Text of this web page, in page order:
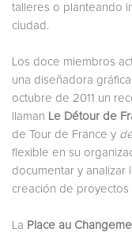
talleres o planteando
ciudad.
Los doce miembros
una diseñadora
octubre de 2011 un
llaman Le Détour de
de Tour de France y
flexible en su
documentar y analizar
creación de proyectos
La Place au